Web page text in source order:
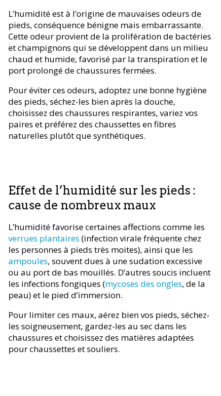
L’humidité est à l’origine de mauvaises odeurs de
pieds, conséquence bénigne mais embarrassante.
Cette odeur provient de la prolifération de bactéries
et champignons qui se développent dans un milieu
chaud et humide, favorisé par la transpiration et le
port prolongé de chaussures fermées.
Pour éviter ces odeurs, adoptez une bonne hygiène
des pieds, séchez-les bien après la douche,
choisissez des chaussures respirantes, variez vos
paires et préférez des chaussettes en fibres
naturelles plutôt que synthétiques.
Effet de l’humidité sur les pieds :
cause de nombreux maux
L’humidité favorise certaines affections comme les
verrues plantaires (infection virale fréquente chez
les personnes à pieds très moites), ainsi que les
ampoules, souvent dues à une sudation excessive
ou au port de bas mouillés. D’autres soucis incluent
les infections fongiques (mycoses des ongles, de la
peau) et le pied d’immersion.
Pour limiter ces maux, aérez bien vos pieds, séchez-
les soigneusement, gardez-les au sec dans les
chaussures et choisissez des matières adaptées
pour chaussettes et souliers.